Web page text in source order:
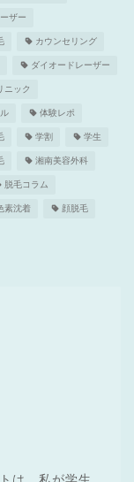
ザー
カウンセリング
ダイオードレーザー
ニック
体験レポ
学割 学生
湘南美容外科
脱毛コラム
素沈着 顔脱毛